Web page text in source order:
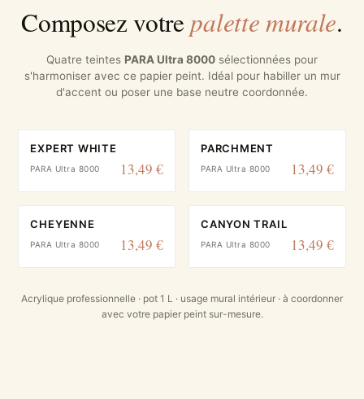
Composez votrepalette murale.
Quatre teintes PARA Ultra 8000 sélectionnées pour
s'harmoniser avec ce papier peint. Idéal pour habiller un mur
d'accent ou poser une base neutre coordonnée.
EXPERT WHITE
PARA Ultra 8000 13,49 €
PARCHMENT
PARA Ultra 8000 13,49 €
CHEYENNE
PARA Ultra 8000 13,49 €
CANYON TRAIL
PARA Ultra 8000 13,49 €
Acrylique professionnelle · pot 1 L · usage mural intérieur · à coordonner
avec votre papier peint sur-mesure.